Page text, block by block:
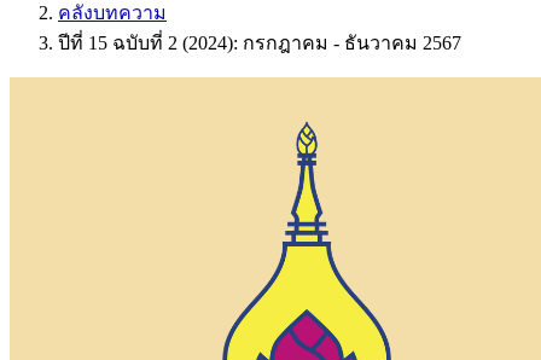
คลังบทความ
ปีที่ 15 ฉบับที่ 2 (2024): กรกฎาคม - ธันวาคม 2567